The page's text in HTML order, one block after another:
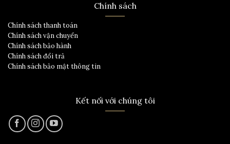
Chính sách
Chính sách thanh toán
Chính sách vận chuyển
Chính sách bảo hành
Chính sách đổi trả
Chính sách bảo mật thông tin
Kết nối với chúng tôi